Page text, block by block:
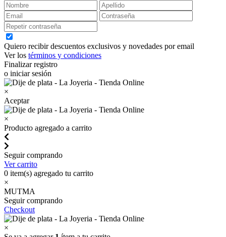
Quiero recibir descuentos exclusivos y novedades por email
Ver los términos y condiciones
Finalizar registro
o iniciar sesión
×
Aceptar
×
Producto agregado a carrito
Seguir comprando
Ver carrito
0 item(s) agregado tu carrito
×
MUTMA
Seguir comprando
Checkout
×